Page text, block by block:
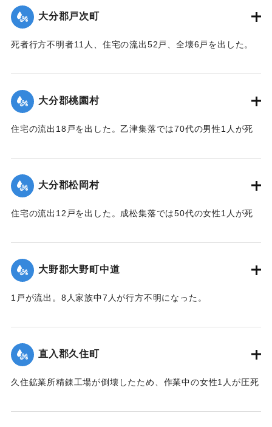
（9〜12センチ）の泥で覆われ収穫を迎えたごぼうはほとんど
全滅した。
【出典：大分合同新聞 1943年9月23日朝刊3面】
大分郡戸次町
死者行方不明者11人、住宅の流出52戸、全壊6戸を出した。
｜固有コード:
大分郡桃園村
住宅の流出18戸を出した。乙津集落では70代の男性1人が死
刊3面】
｜固有コード: 00481048
大分郡松岡村
住宅の流出12戸を出した。成松集落では50代の女性1人が死
刊3面】
｜固有コード: 00481049
大野郡大野町中道
1戸が流出。8人家族中7人が行方不明になった。
｜固有コード:00481043
直入郡久住町
久住鉱業所精錬工場が倒壊したため、作業中の女性1人が圧死